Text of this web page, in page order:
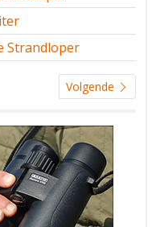
Strandloper
Volgende